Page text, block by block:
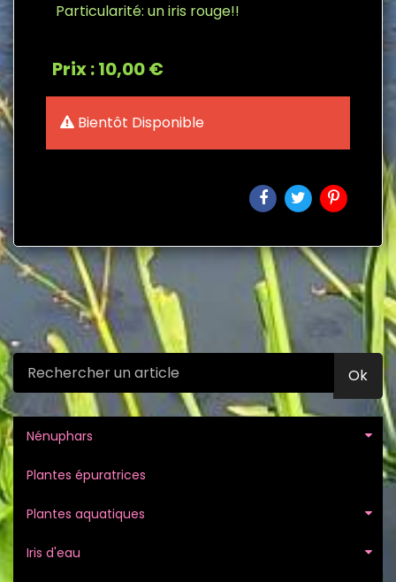
Particularité: un iris rouge!!
Prix : 10,00 €
Bientôt Disponible
Ok
Nénuphars
Plantes épuratrices
Plantes aquatiques
Iris d'eau